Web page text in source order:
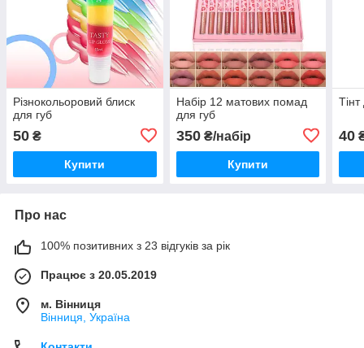
Різнокольоровий блиск
для губ
50 ₴
Купити
Набір 12 матових помад
для губ
350₴/набір
Купити
40
Про нас
100% позитивних з 23 відгуків за рік
Працює з 20.05.2019
м. Вінниця
Вінниця, Україна